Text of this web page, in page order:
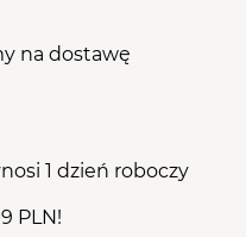
na dostawę
1 dzień roboczy
PLN!